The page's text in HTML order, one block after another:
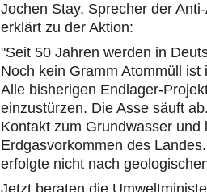
Jochen Stay, Sprecher der
erklärt zu der Aktion:
"Seit 50 Jahren werden in
Noch kein Gramm Atommüll
Alle bisherigen Endlager-
einzustürzen. Die Asse säuft
Kontakt zum Grundwasser
Erdgasvorkommen des
erfolgte nicht nach
Jetzt beraten die